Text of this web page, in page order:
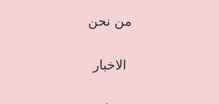
من نحن
الاخبار